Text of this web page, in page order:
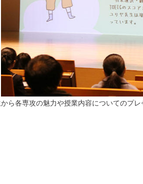
各専攻の魅力や授業内容についてのプレ